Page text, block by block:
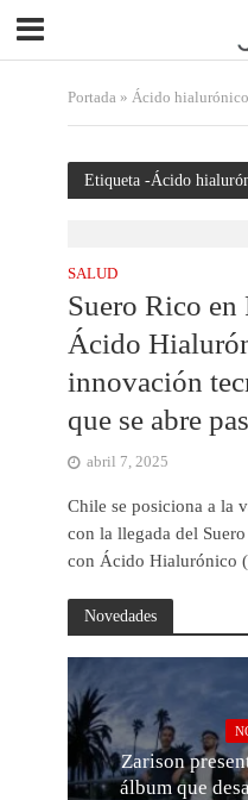
Portada» Ácido hialurónico
Etiqueta -Ácido
SALUD
Suero Rico en
Ácido
innovación
que se abre
abril 7, 2025
Chile se posiciona a la
con la llegada del
con Ácido Hialurónico
Novedades
Zarison
álbum que